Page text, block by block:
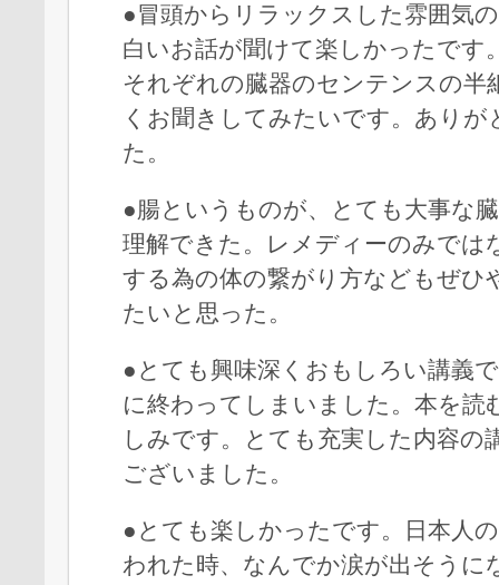
●冒頭からリラックスした雰囲気
白いお話が聞けて楽しかったです
それぞれの臓器のセンテンスの半
くお聞きしてみたいです。ありが
た。
●腸というものが、とても大事な
理解できた。レメディーのみでは
する為の体の繋がり方などもぜひ
たいと思った。
●とても興味深くおもしろい講義
に終わってしまいました。本を読
しみです。とても充実した内容の
ございました。
●とても楽しかったです。日本人
われた時、なんでか涙が出そうに